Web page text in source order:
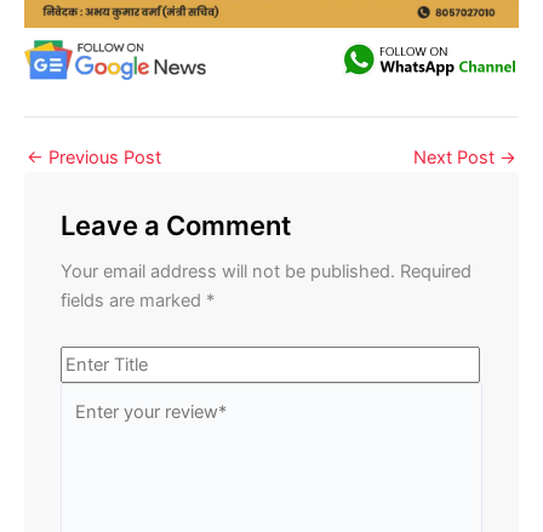
← Previous Post Next Post →
Leave a Comment
Your email address will not be published. Required
fields are marked *